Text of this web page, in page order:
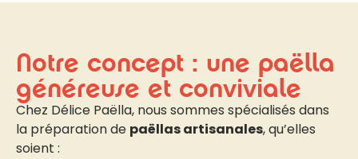
Notre concept : une paëlla
généreuse et conviviale
Chez Délice Paëlla, nous sommes spécialisés dans
la préparation de paëllas artisanales, qu’elles
soient :